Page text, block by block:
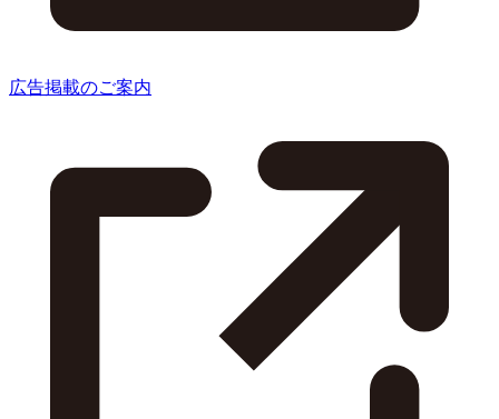
広告掲載のご案内